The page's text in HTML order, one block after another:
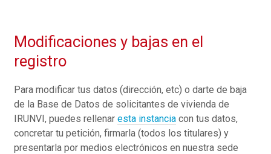
Modificaciones y bajas en el
registro
Para modificar tus datos (dirección, etc) o darte de baja
de la Base de Datos de solicitantes de vivienda de
IRUNVI, puedes rellenar esta instancia con tus datos,
concretar tu petición, firmarla (todos los titulares) y
presentarla por medios electrónicos en nuestra sede